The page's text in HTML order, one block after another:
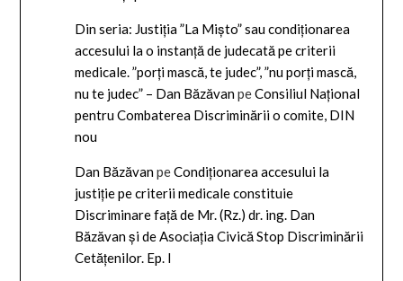
Din seria: Justiția ”La Mișto” sau condiționarea
accesului la o instanță de judecată pe criterii
medicale. ”porți mască, te judec”, ”nu porți mască,
nu te judec” – Dan BăzăvanpeConsiliul Național
pentru Combaterea Discriminării o comite, DIN
nou
Dan BăzăvanpeCondiționarea accesului la
justiție pe criterii medicale constituie
Discriminare față de Mr. (Rz.) dr. ing. Dan
Băzăvan și de Asociația Civică Stop Discriminării
Cetățenilor. Ep. I